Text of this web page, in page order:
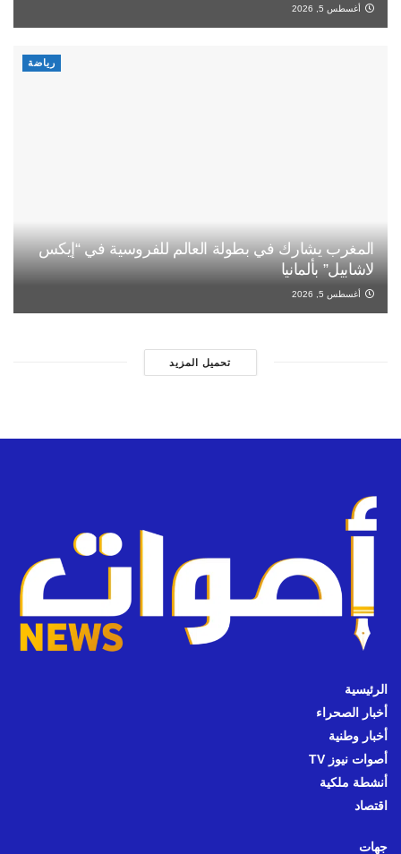
أغسطس 5, 2026
رياضة
المغرب يشارك في بطولة العالم للفروسية في “إيكس
لاشابيل” بألمانيا
أغسطس 5, 2026
تحميل المزيد
الرئيسية
أخبار الصحراء
أخبار وطنية
أصوات نيوز TV
أنشطة ملكية
اقتصاد
جهات